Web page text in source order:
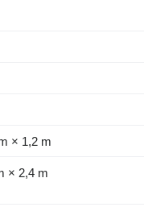
× 1,2 m
× 2,4 m